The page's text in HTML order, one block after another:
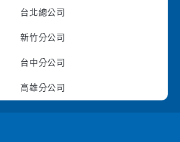
台北總公司
新竹分公司
台中分公司
高雄分公司